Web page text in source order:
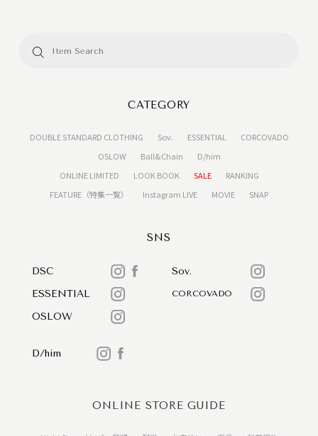
CATEGORY
DOUBLE STANDARD CLOTHING Sov. ESSENTIAL
CORCOVADO
OSLOW
Ball&Chain
D/him
ONLINE LIMITED
LOOK BOOK SALE
RANKING
FEATURE（特集一覧）
Instagram LIVE MOVIE SNAP
SNS
DSC
Sov.
ESSENTIAL
CORCOVADO
OSLOW
D/him
ONLINE STORE GUIDE